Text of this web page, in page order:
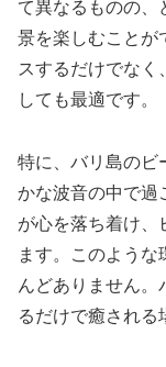
て異なるものの、
景を楽しむことが
スするだけでなく
しても最適です。
特に、バリ島のビ
かな波音の中で過
が心を落ち着け、
ます。このような
んどありません。
るだけで癒される